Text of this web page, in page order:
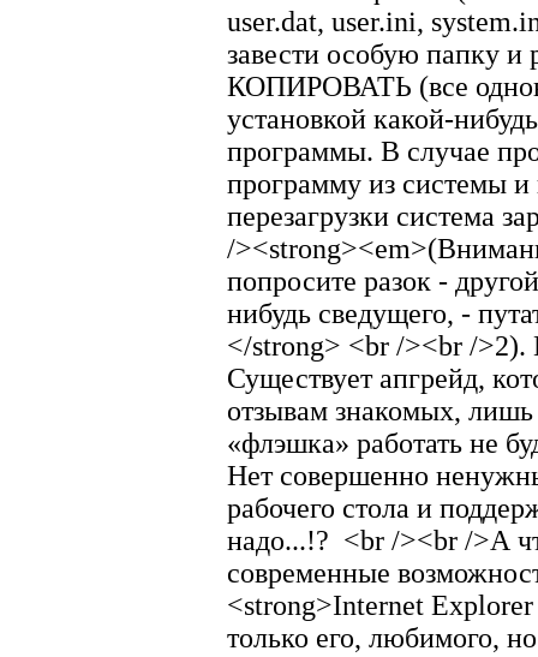
user.dat, user.ini,
завести особую папку и
КОПИРОВАТЬ (все
установкой какой-
программы. В случае
программу из системы
перезагрузки система
/
попросите разок -
нибудь сведущего, -
</strong> <br /><br />2).
Существует апгрейд,
отзывам знакомых,
«флэшка» работать не
Нет совершенно
рабочего стола и
надо...!? <br /><br />А
современные
<strong>Internet
только его, любимого,